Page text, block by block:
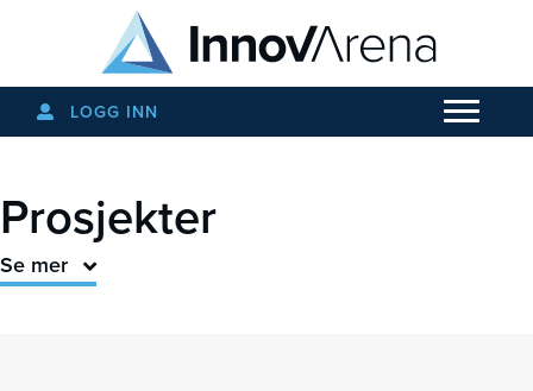
LOGG INN
Prosjekter
Se mer